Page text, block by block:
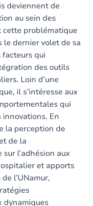
deviennent de
au sein des
cette problématique
le dernier volet de sa
facteurs qui
des outils
Loin d’une
il s’intéresse aux
qui
En
la perception de
de la
l’adhésion aux
et apports
l’UNamur,
dynamiques